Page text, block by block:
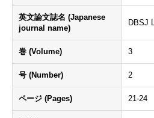
英文論文誌名 (Japanese
journal name)
DBSJ
巻 (Volume) 3
号 (Number) 2
ページ (Pages) 21-24